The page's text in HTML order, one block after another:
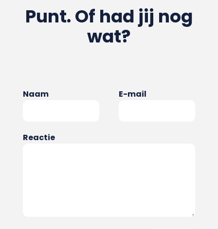
Punt. Of had jij nog
wat?
Naam E-mail
Reactie